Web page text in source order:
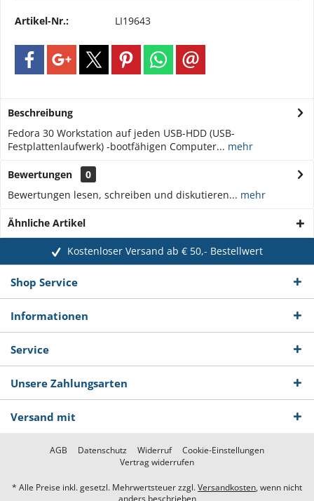
Artikel-Nr.: LI19643
Beschreibung
Fedora 30 Workstation auf jeden USB-HDD (USB-
Festplattenlaufwerk) -bootfähigen Computer... mehr
Bewertungen
0
Bewertungen lesen, schreiben und diskutieren... mehr
Ähnliche Artikel
Kostenloser Versand ab € 50,- Bestellwert
Shop Service
Informationen
Service
Unsere Zahlungsarten
Versand mit
AGB Datenschutz Widerruf
Cookie-Einstellungen
Vertrag widerrufen
* Alle Preise inkl. gesetzl. Mehrwertsteuer zzgl.Versandkosten, wenn nicht
anders beschrieben